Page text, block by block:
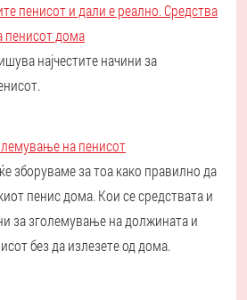
пенисот и дали е реално. Средства
пенисот дома
најчестите начини за
на пенисот
зборуваме за тоа како правилно да
пенис дома. Кои се средствата и
за зголемување на должината и
без да излезете од дома.